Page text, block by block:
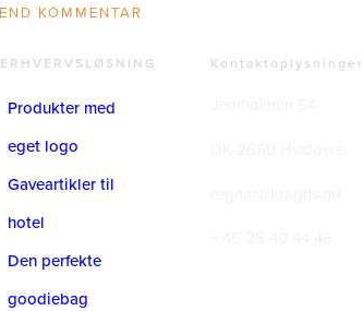
ERHVERVSLØSNING
Produkter med
eget logo
Gaveartikler til
hotel
Den perfekte
goodiebag
Kontaktoplysninger